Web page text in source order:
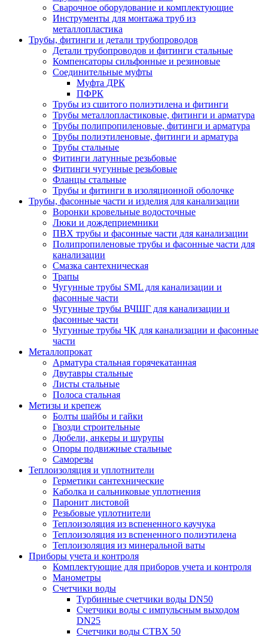
Сварочное оборудование и комплектующие
Инструменты для монтажа труб из
металлопластика
Трубы, фитинги и детали трубопроводов
Детали трубопроводов и фитинги стальные
Компенсаторы сильфонные и резиновые
Соединительные муфты
Муфта ДРК
ПФРК
Трубы из сшитого полиэтилена и фитинги
Трубы металлопластиковые, фитинги и арматура
Трубы полипропиленовые, фитинги и арматура
Трубы полиэтиленовые, фитинги и арматура
Трубы стальные
Фитинги латунные резьбовые
Фитинги чугунные резьбовые
Фланцы стальные
Трубы и фитинги в изоляционной оболочке
Трубы, фасонные части и изделия для канализации
Воронки кровельные водосточные
Люки и дождеприемники
ПВХ трубы и фасонные части для канализации
Полипропиленовые трубы и фасонные части для
канализации
Смазка сантехническая
Трапы
Чугунные трубы SML для канализации и
фасонные части
Чугунные трубы ВЧШГ для канализации и
фасонные части
Чугунные трубы ЧК для канализации и фасонные
части
Металлопрокат
Арматура стальная горячекатанная
Двутавры стальные
Листы стальные
Полоса стальная
Метизы и крепеж
Болты шайбы и гайки
Гвозди строительные
Дюбели, анкеры и шурупы
Опоры подвижные стальные
Саморезы
Теплоизоляция и уплотнители
Герметики сантехнические
Каболка и сальниковые уплотнения
Паронит листовой
Резьбовые уплотнители
Теплоизоляция из вспененного каучука
Теплоизоляция из вспененного полиэтилена
Теплоизоляция из минеральной ваты
Приборы учета и контроля
Комплектующие для приборов учета и контроля
Манометры
Счетчики воды
Турбинные счетчики воды DN50
Счетчики воды с импульсным выходом
DN25
Счетчики воды СТВХ 50